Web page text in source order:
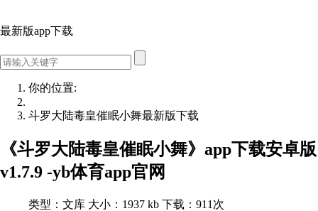
最新版app下载
你的位置:
斗罗大陆毒皇催眠小舞最新版下载
《斗罗大陆毒皇催眠小舞》app下载安卓版
v1.7.9 -yb体育app官网
类型：文库 大小：1937 kb 下载：911次